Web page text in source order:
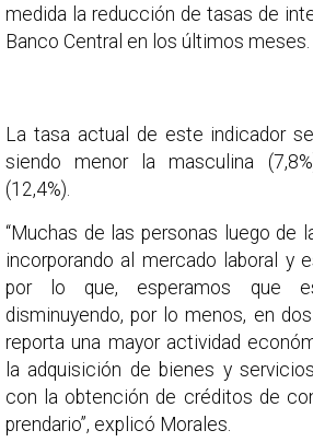
medida la reducción de tasas de
Banco Central en los últimos meses.
La tasa actual de este indicador
siendo menor la masculina
(12,4%).
“Muchas de las personas luego de
incorporando al mercado laboral y
por lo que, esperamos que
disminuyendo, por lo menos, en
reporta una mayor actividad
la adquisición de bienes y
con la obtención de créditos de
prendario”, explicó Morales.